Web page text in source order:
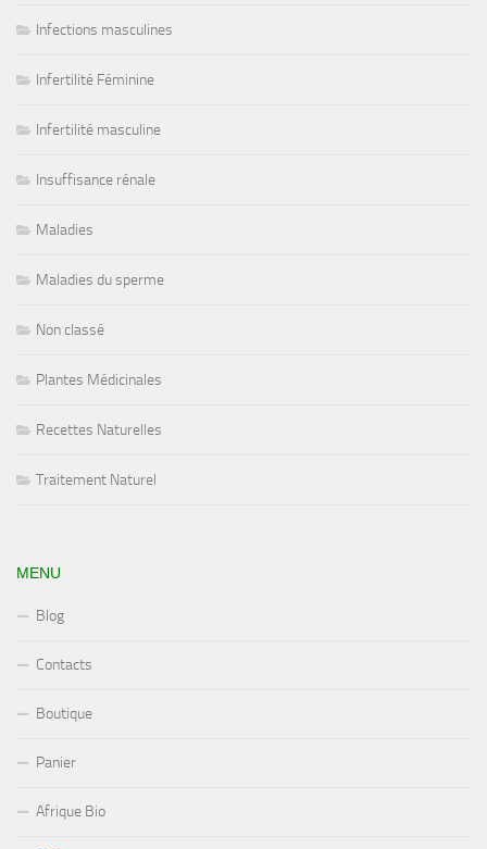
Infections masculines
Infertilité Féminine
Infertilité masculine
Insuffisance rénale
Maladies
Maladies du sperme
Non classé
Plantes Médicinales
Recettes Naturelles
Traitement Naturel
MENU
Blog
Contacts
Boutique
Panier
Afrique Bio